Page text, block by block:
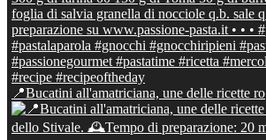
📍Bucatini all'amatriciana, une delle ricette ro